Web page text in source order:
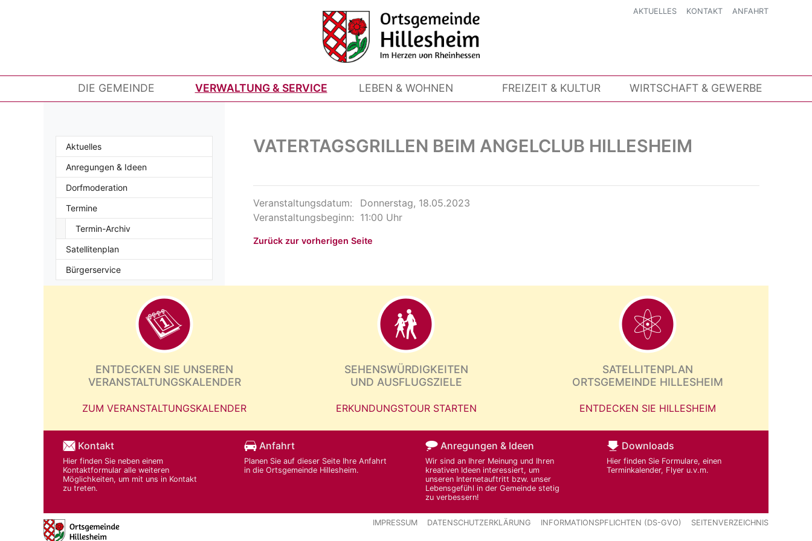
AKTUELLES KONTAKT ANFAHRT
DIE GEMEINDE VERWALTUNG & SERVICE LEBEN & WOHNEN FREIZEIT & KULTUR WIRTSCHAFT & GEWERBE
Aktuelles
Anregungen & Ideen
Dorfmoderation
Termine
Termin-Archiv
Satellitenplan
Bürgerservice
VATERTAGSGRILLEN BEIM ANGELCLUB HILLESHEIM
Veranstaltungsdatum:
Donnerstag, 18.05.2023
Veranstaltungsbeginn: 11:00 Uhr
Zurück zur vorherigen Seite
ENTDECKEN SIE UNSEREN
VERANSTALTUNGSKALENDER
ZUM VERANSTALTUNGSKALENDER
SEHENSWÜRDIGKEITEN
UND AUSFLUGSZIELE
ERKUNDUNGSTOUR STARTEN
SATELLITENPLAN
ORTSGEMEINDE HILLESHEIM
ENTDECKEN SIE HILLESHEIM
Kontakt
Hier finden Sie neben einem
Kontaktformular alle weiteren
Möglichkeiten, um mit uns in Kontakt
zu treten.
Anfahrt
Planen Sie auf dieser Seite Ihre Anfahrt
in die Ortsgemeinde Hillesheim.
Anregungen & Ideen
Wir sind an Ihrer Meinung und Ihren
kreativen Ideen interessiert, um
unseren Internetauftritt bzw. unser
Lebensgefühl in der Gemeinde stetig
zu verbessern!
Downloads
Hier finden Sie Formulare, einen
Terminkalender, Flyer u.v.m.
IMPRESSUM DATENSCHUTZERKLÄRUNG INFORMATIONSPFLICHTEN (DS-GVO) SEITENVERZEICHNIS